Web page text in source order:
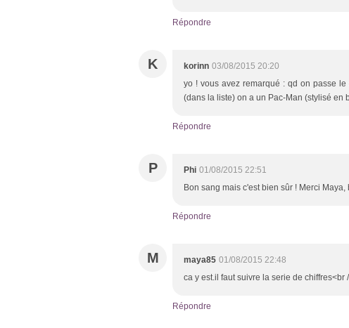
Répondre
K korinn 03/08/2015 20:20
yo ! vous avez remarqué : qd on passe
(dans la liste) on a un Pac-Man (stylisé en
Répondre
P Phi 01/08/2015 22:51
Bon sang mais c'est bien sûr ! Merci Maya,
Répondre
M maya85 01/08/2015 22:48
ca y est.il faut suivre la serie de
Répondre